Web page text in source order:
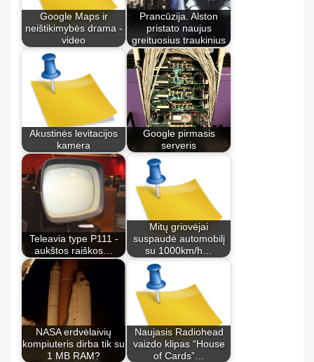
Google Maps ir
neištikimybės drama -
video
Prancūzija. Alston
pristato naujus
greituosius traukinius
Akustinės levitacijos
kamera
Google pirmasis
serveris
Teleavia type P111 -
aukštos raiškos…
Mitų griovėjai
suspaudė automobilį
su 1000km/h…
NASA erdvėlaivių
kompiuteris dirba tik su
1 MB RAM?
Naujasis Radiohead
vaizdo klipas “House
of Cards”…